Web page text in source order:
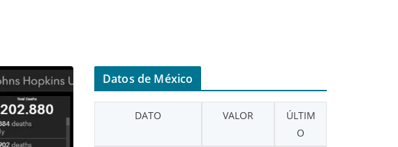
Datos de México
DATO VALOR
ÚLTIM
O